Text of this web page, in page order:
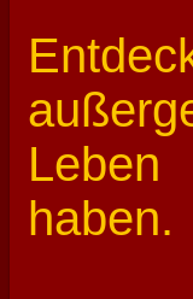
Leben
haben.